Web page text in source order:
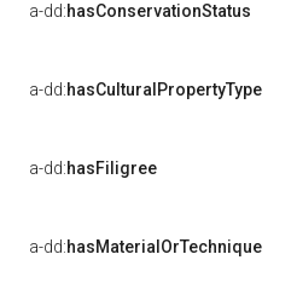
a-dd:hasConservationStatus
a-dd:hasCulturalPropertyType
a-dd:hasFiligree
a-dd:hasMaterialOrTechnique